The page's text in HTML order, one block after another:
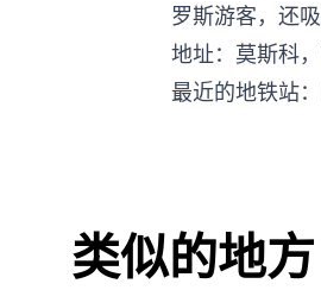
罗斯游客，还
地址：莫斯科
最近的地铁站
类似的地方